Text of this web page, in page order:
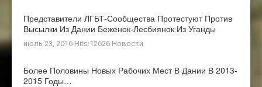
Представители ЛГБТ-Сообщества Протестуют Против
Высылки Из Дании Беженок-Лесбиянок Из Уганды
июль 23, 2016 Hits:12626 Новости
Более Половины Новых Рабочих Мест В Дании В 2013-
2015 Годы…